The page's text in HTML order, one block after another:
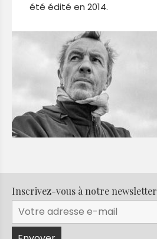
été édité en 2014.
Inscrivez-vous à notre newsletter